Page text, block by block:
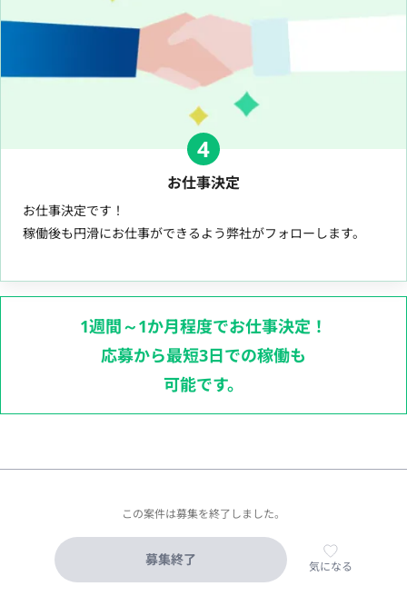
4
お仕事決定
お仕事決定です！
稼働後も円滑にお仕事ができるよう弊社がフォローします。
1週間～1か月程度でお仕事決定！
応募から最短3日での稼働も
可能です。
この案件は募集を終了しました。
募集終了 気になる